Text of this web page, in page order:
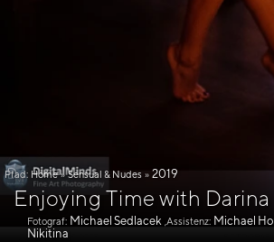
Pfad: Home » Sensual & Nudes » 2019
Enjoying Time with
Fotograf: Michael Sedlacek ,Assistenz: Michael
Nikitina